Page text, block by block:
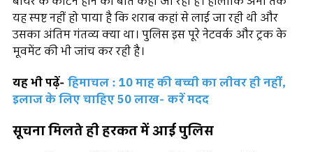
यह स्पष्ट नहीं हो पाया है कि शराब कहां से लाई जा रही थी और
उसका अंतिम गंतव्य क्या था। पुलिस इस पूरे नेटवर्क और ट्रक के
मूवमेंट की भी जांच कर रही है।
यह भी पढ़ें- हिमाचल : 10 माह की बच्ची का लीवर ही नहीं,
इलाज के लिए चाहिए 50 लाख- करें मदद
सूचना मिलते ही हरकत में आई पुलिस